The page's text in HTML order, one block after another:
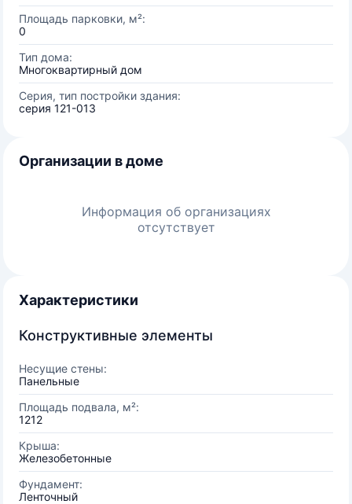
Площадь парковки, м²:
0
Тип дома:
Многоквартирный дом
Серия, тип постройки здания:
серия 121-013
Организации в доме
Информация об организациях
отсутствует
Характеристики
Конструктивные элементы
Несущие стены:
Панельные
Площадь подвала, м²:
1212
Крыша:
Железобетонные
Фундамент:
Ленточный